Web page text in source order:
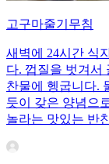
고구마줄기무침
새벽에 24시간 식
다. 껍질을 벗겨서
찬물에 헹굽니다.
듯이 갖은 양념으
놀라는 맛있는 반